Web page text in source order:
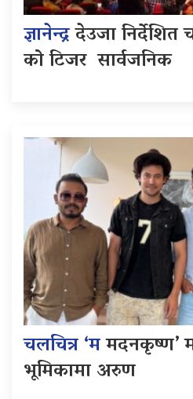
ज्ञानेन्द्रदेउजा निर्देशित
को टिजर सार्वजनिक
चलचित्र ‘ममदनकृष्ण’
भूमिकामा अरुण